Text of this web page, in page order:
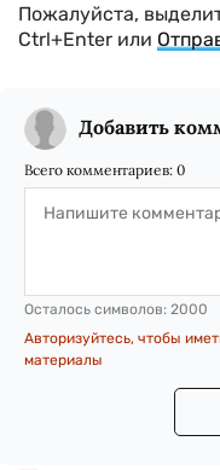
Пожалуйста,
Ctrl+Enter или
Добавить
Всего комментариев: 0
Осталось символов: 2000
Авторизуйтесь, чтобы
материалы